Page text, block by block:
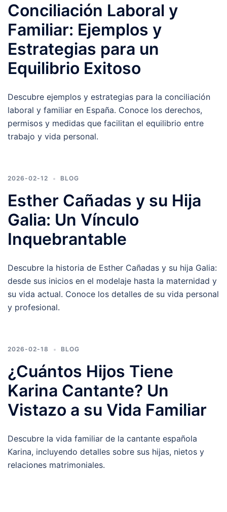
Conciliación Laboral y
Familiar: Ejemplos y
Estrategias para un
Equilibrio Exitoso
Descubre ejemplos y estrategias para la conciliación
laboral y familiar en España. Conoce los derechos,
permisos y medidas que facilitan el equilibrio entre
trabajo y vida personal.
2026-02-12 BLOG
Esther Cañadas y su Hija
Galia: Un Vínculo
Inquebrantable
Descubre la historia de Esther Cañadas y su hija Galia:
desde sus inicios en el modelaje hasta la maternidad y
su vida actual. Conoce los detalles de su vida personal
y profesional.
2026-02-18 BLOG
¿Cuántos Hijos Tiene
Karina Cantante? Un
Vistazo a su Vida Familiar
Descubre la vida familiar de la cantante española
Karina, incluyendo detalles sobre sus hijas, nietos y
relaciones matrimoniales.